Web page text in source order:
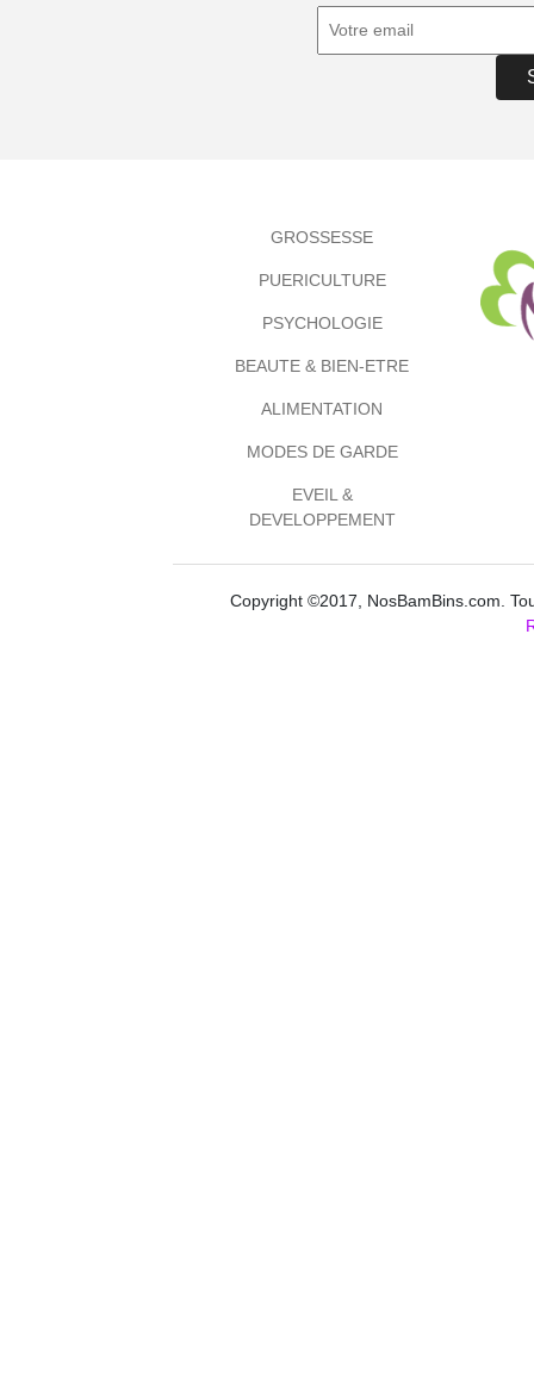
GROSSESSE
PUERICULTURE
PSYCHOLOGIE
BEAUTE & BIEN-ETRE
ALIMENTATION
MODES DE GARDE
EVEIL &
DEVELOPPEMENT
Copyright ©2017, NosBamBins.com.